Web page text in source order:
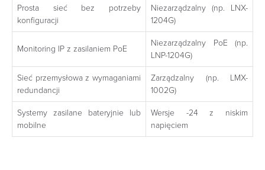
Prosta sieć bez potrzeby
konfiguracji
Niezarządzalny (np. LNX-
1204G)
Monitoring IP z zasilaniem PoE
Niezarządzalny PoE (np.
LNP-1204G)
Sieć przemysłowa z wymaganiami
redundancji
Zarządzalny (np. LMX-
1002G)
Systemy zasilane bateryjnie lub
mobilne
Wersje -24 z niskim
napięciem